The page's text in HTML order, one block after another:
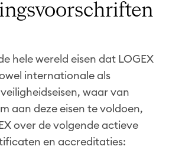
hele wereld eisen dat LOGEX
internationale als
waar van
aan deze eisen te voldoen,
over de volgende actieve
en accreditaties: